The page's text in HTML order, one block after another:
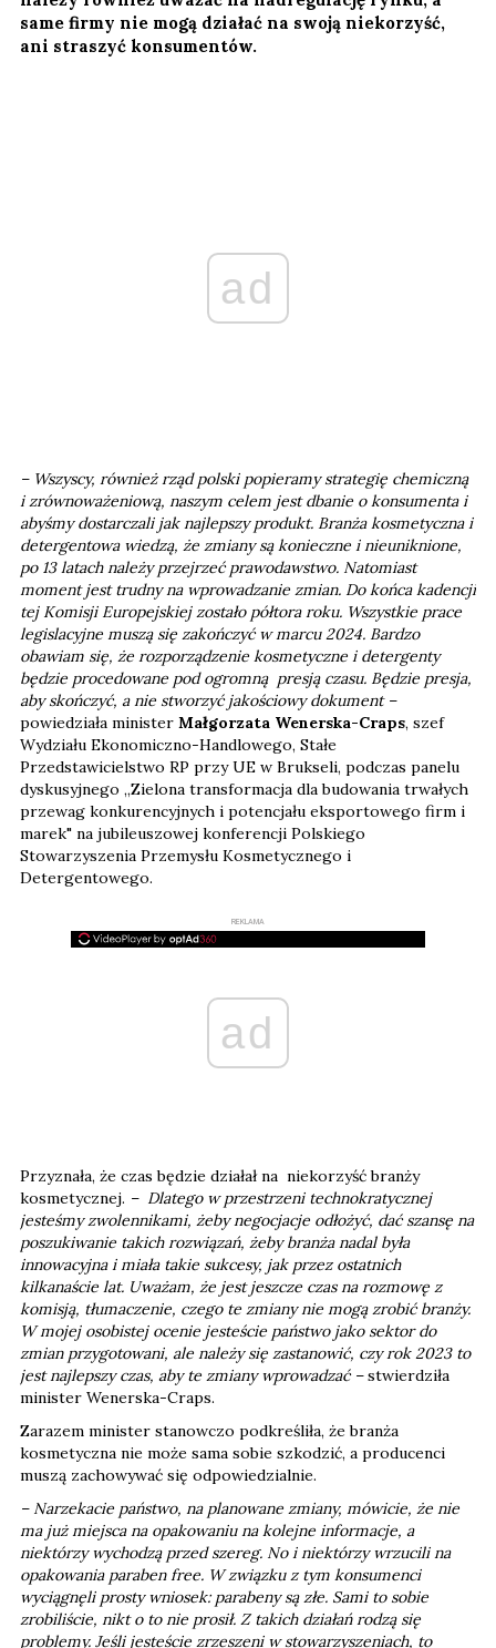
same firmy nie mogą działać na swoją niekorzyść,
ani straszyć konsumentów.
ad
– Wszyscy, również rząd polski popieramy strategię chemiczną
i zrównoważeniową, naszym celem jest dbanie o konsumenta i
abyśmy dostarczali jak najlepszy produkt. Branża kosmetyczna i
detergentowa wiedzą, że zmiany są konieczne i nieuniknione,
po 13 latach należy przejrzeć prawodawstwo. Natomiast
moment jest trudny na wprowadzanie zmian. Do końca kadencji
tej Komisji Europejskiej zostało półtora roku. Wszystkie prace
legislacyjne muszą się zakończyć w marcu 2024. Bardzo
obawiam się, że rozporządzenie kosmetyczne i detergenty
będzie procedowane pod ogromną presją czasu. Będzie presja,
aby skończyć, a nie stworzyć jakościowy dokument –
powiedziała minister Małgorzata Wenerska-Craps, szef
Wydziału Ekonomiczno-Handlowego, Stałe
Przedstawicielstwo RP przy UE w Brukseli, podczas panelu
dyskusyjnego „Zielona transformacja dla budowania trwałych
przewag konkurencyjnych i potencjału eksportowego firm i
marek" na jubileuszowej konferencji Polskiego
Stowarzyszenia Przemysłu Kosmetycznego i
Detergentowego.
REKLAMA
ad
Przyznała, że czas będzie działał na niekorzyść branży
kosmetycznej. – Dlatego w przestrzeni technokratycznej
jesteśmy zwolennikami, żeby negocjacje odłożyć, dać szansę na
poszukiwanie takich rozwiązań, żeby branża nadal była
innowacyjna i miała takie sukcesy, jak przez ostatnich
kilkanaście lat. Uważam, że jest jeszcze czas na rozmowę z
komisją, tłumaczenie, czego te zmiany nie mogą zrobić branży.
W mojej osobistej ocenie jesteście państwo jako sektor do
zmian przygotowani, ale należy się zastanowić, czy rok 2023 to
jest najlepszy czas, aby te zmiany wprowadzać – stwierdziła
minister Wenerska-Craps.
Zarazem minister stanowczo podkreśliła, że branża
kosmetyczna nie może sama sobie szkodzić, a producenci
muszą zachowywać się odpowiedzialnie.
– Narzekacie państwo, na planowane zmiany, mówicie, że nie
ma już miejsca na opakowaniu na kolejne informacje, a
niektórzy wychodzą przed szereg. No i niektórzy wrzucili na
opakowania paraben free. W związku z tym konsumenci
wyciągnęli prosty wniosek: parabeny są złe. Sami to sobie
zrobiliście, nikt o to nie prosił. Z takich działań rodzą się
problemy. Jeśli jesteście zrzeszeni w stowarzyszeniach, to